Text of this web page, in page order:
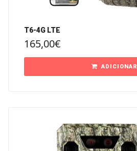
T6-4G LTE
165,00€
ADICIONAR